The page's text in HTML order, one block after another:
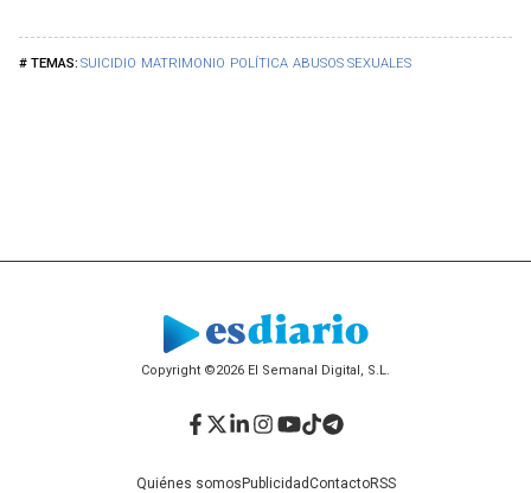
SUICIDIO MATRIMONIO POLÍTICA ABUSOS SEXUALES
Copyright ©2026 El Semanal Digital, S.L.
Quiénes somos PublicidadContactoRSS
Facebook
Twitter
LinkedIn
Instagram
YouTube
TikTok
Telegram